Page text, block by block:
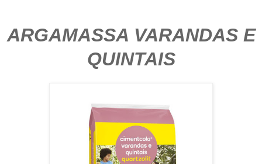
ARGAMASSA VARANDAS E
QUINTAIS